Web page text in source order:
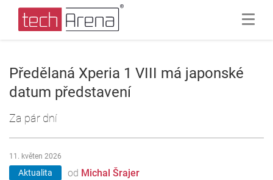
Předělaná Xperia 1 VIII má japonské
datum představení
Za pár dní
Aktualita od Michal Šrajer
11. květen 2026